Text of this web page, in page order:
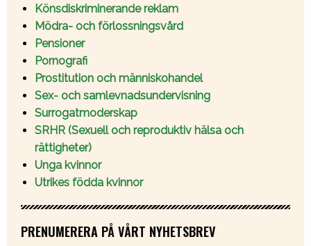
Könsdiskriminerande reklam
Mödra- och förlossningsvård
Pensioner
Pornografi
Prostitution och människohandel
Sex- och samlevnadsundervisning
Surrogatmoderskap
SRHR (Sexuell och reproduktiv hälsa och
rättigheter)
Unga kvinnor
Utrikes födda kvinnor
PRENUMERERA PÅ VÅRT NYHETSBREV